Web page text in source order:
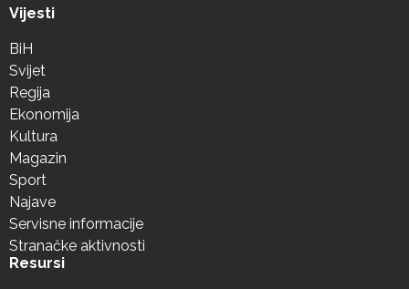
Vijesti
BiH
Svijet
Regija
Ekonomija
Kultura
Magazin
Sport
Najave
Servisne informacije
Stranačke aktivnosti
Resursi